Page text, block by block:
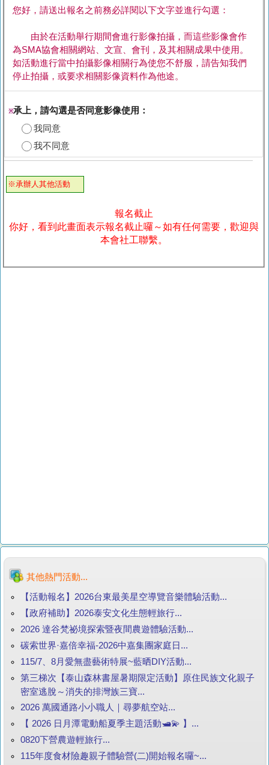
您好，請送出報名之前務必詳閱以下文字並進行勾選：
由於在活動舉行期間會進行影像拍攝，而這些影像會作
為SMA協會相關網站、文宣、會刊，及其相關成果中使用。
如活動進行當中拍攝影像相關行為使您不舒服，請告知我們
停止拍攝，或要求相關影像資料作為他途。
※承上，請勾選是否同意影像使用：
我同意
我不同意
※承辦人其他活動
報名截止
你好，看到此畫面表示報名截止囉～如有任何需要，歡迎與
本會社工聯繫。
其他熱門活動...
【活動報名】2026台東最美星空導覽音樂體驗活動...
【政府補助】2026泰安文化生態輕旅行...
2026 達谷梵祕境探索暨夜間農遊體驗活動...
碳索世界·嘉倍幸福-2026中嘉集團家庭日...
115/7、8月愛無盡藝術特展~藍晒DIY活動...
第三梯次【泰山森林書屋暑期限定活動】原住民族文化親子
密室逃脫～消失的排灣族三寶...
2026 萬國通路小小職人｜尋夢航空站...
【 2026 日月潭電動船夏季主題活動🛥️💫 】...
0820下營農遊輕旅行...
115年度食材險趣親子體驗營(二)開始報名囉~...